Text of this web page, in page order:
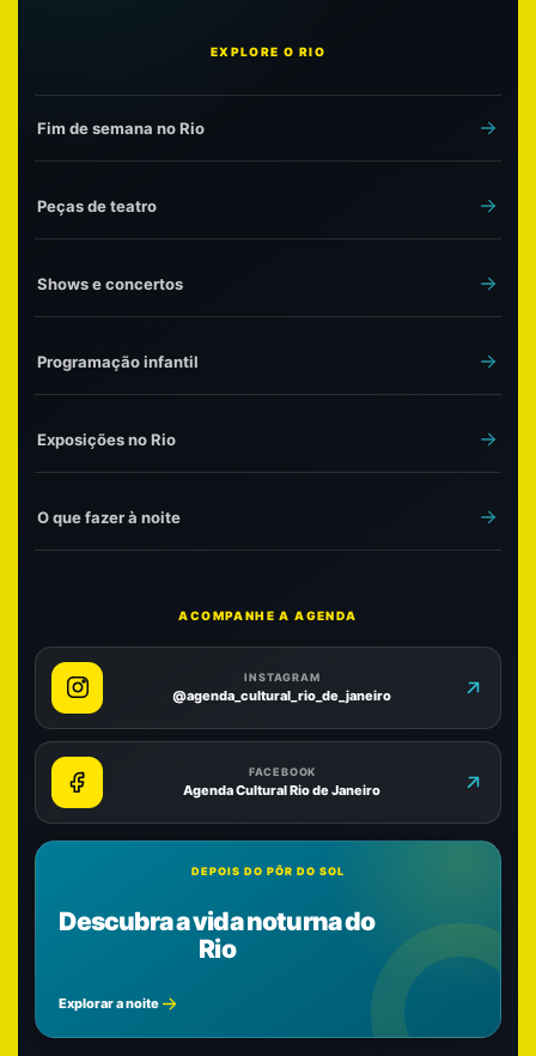
EXPLORE O RIO
Fim de semana no Rio
Peças de teatro
Shows e concertos
Programação infantil
Exposições no Rio
O que fazer à noite
ACOMPANHE A AGENDA
INSTAGRAM
@agenda_cultural_rio_de_janeiro
FACEBOOK
Agenda Cultural Rio de Janeiro
DEPOIS DO PÔR DO SOL
Descubra a vida noturna do
Rio
Explorar a noite